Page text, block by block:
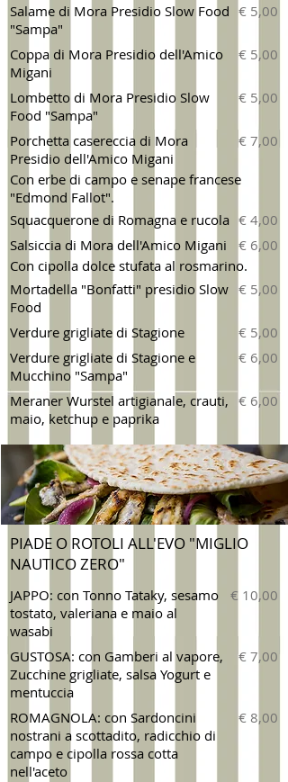
Salame di Mora Presidio Slow Food
"Sampa"
€ 5,00
Coppa di Mora Presidio dell'Amico
Migani
€ 5,00
Lombetto di Mora Presidio Slow
Food "Sampa"
€ 5,00
Porchetta casereccia di Mora
Presidio dell'Amico Migani
€ 7,00
Con erbe di campo e senape francese
"Edmond Fallot".
Squacquerone di Romagna e rucola € 4,00
Salsiccia di Mora dell'Amico Migani
€ 6,00
Con cipolla dolce stufata al rosmarino.
Mortadella "Bonfatti" presidio Slow
Food
€ 5,00
Verdure grigliate di Stagione
€ 5,00
Verdure grigliate di Stagione e
Mucchino "Sampa"
€ 6,00
Meraner Wurstel artigianale, crauti,
maio, ketchup e paprika
€ 6,00
PIADE O ROTOLI ALL'EVO "MIGLIO
NAUTICO ZERO"
JAPPO: con Tonno Tataky, sesamo
tostato, valeriana e maio al
wasabi
€ 10,00
GUSTOSA: con Gamberi al vapore,
Zucchine grigliate, salsa Yogurt e
mentuccia
€ 7,00
ROMAGNOLA: con Sardoncini
nostrani a scottadito, radicchio di
campo e cipolla rossa cotta
nell'aceto
€ 8,00